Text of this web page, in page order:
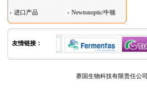
进口产品 Newtonoptic/牛顿
光学
友情链接：
赛国生物科技有限责任公司